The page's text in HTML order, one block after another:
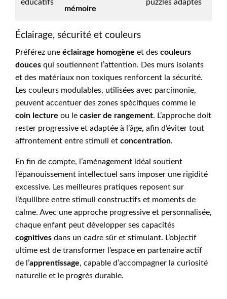
éducatifs
mémoire
puzzles adaptés
Éclairage, sécurité et couleurs
Préférez une éclairage homogène et des couleurs
douces qui soutiennent l’attention. Des murs isolants
et des matériaux non toxiques renforcent la sécurité.
Les couleurs modulables, utilisées avec parcimonie,
peuvent accentuer des zones spécifiques comme le
coin lecture ou le casier de rangement. L’approche doit
rester progressive et adaptée à l’âge, afin d’éviter tout
affrontement entre stimuli et concentration.
En fin de compte, l’aménagement idéal soutient
l’épanouissement intellectuel sans imposer une rigidité
excessive. Les meilleures pratiques reposent sur
l’équilibre entre stimuli constructifs et moments de
calme. Avec une approche progressive et personnalisée,
chaque enfant peut développer ses capacités
cognitives dans un cadre sûr et stimulant. L’objectif
ultime est de transformer l’espace en partenaire actif
de l’apprentissage, capable d’accompagner la curiosité
naturelle et le progrès durable.